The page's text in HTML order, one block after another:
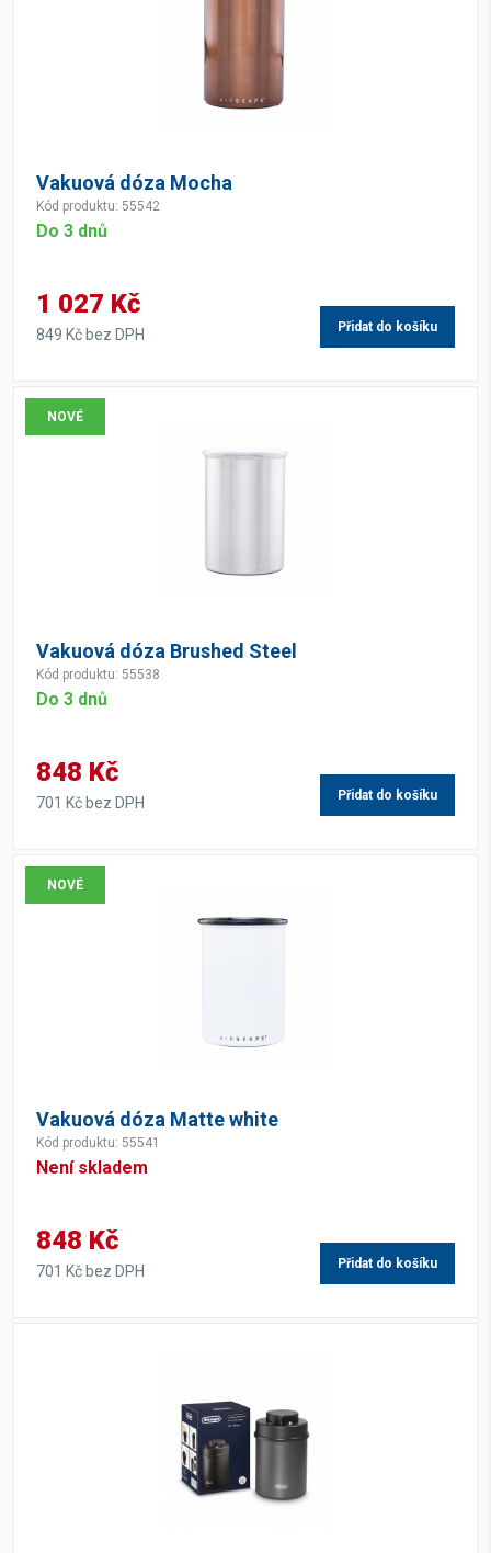
Vakuová dóza Mocha
Kód produktu: 55542
Do 3 dnů
1 027 Kč
849 Kč bez DPH Přidat do košíku
NOVÉ
Vakuová dóza Brushed Steel
Kód produktu: 55538
Do 3 dnů
848 Kč
701 Kč bez DPH Přidat do košíku
NOVÉ
Vakuová dóza Matte white
Kód produktu: 55541
Není skladem
848 Kč
701 Kč bez DPH Přidat do košíku